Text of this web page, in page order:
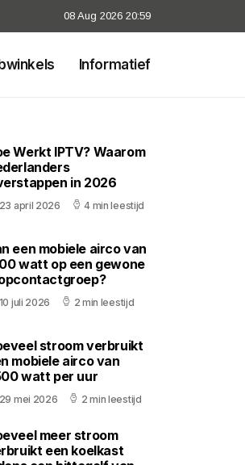
08 Aug 2026 20:59
Informatief
Werkt IPTV? Waarom
in 2026
23 april 2026 4 min leestijd
een mobiele airco van
watt op een gewone
10 juli 2026 2 min leestijd
stroom verbruikt
mobiele airco van
watt per uur
29 mei 2026 2 min leestijd
meer stroom
een koelkast